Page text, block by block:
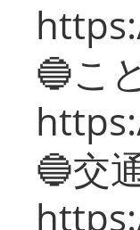
🔵こ
🔵交